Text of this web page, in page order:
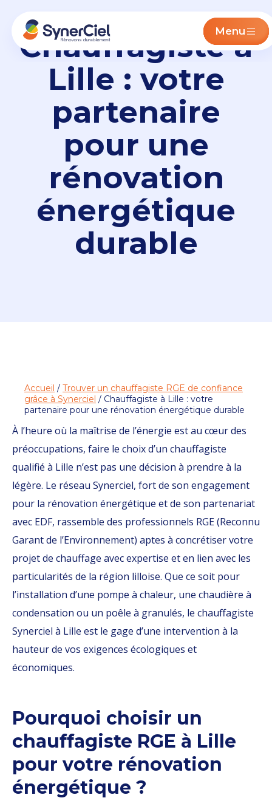
Menu
Chauffagiste à
Lille : votre
partenaire
pour une
rénovation
énergétique
durable
Accueil / Trouver un chauffagiste RGE de confiance
grâce à Synerciel / Chauffagiste à Lille : votre
partenaire pour une rénovation énergétique durable
À l’heure où la maîtrise de l’énergie est au cœur des
préoccupations, faire le choix d’un chauffagiste
qualifié à Lille n’est pas une décision à prendre à la
légère. Le réseau Synerciel, fort de son engagement
pour la rénovation énergétique et de son partenariat
avec EDF, rassemble des professionnels RGE (Reconnu
Garant de l’Environnement) aptes à concrétiser votre
projet de chauffage avec expertise et en lien avec les
particularités de la région lilloise. Que ce soit pour
l’installation d’une pompe à chaleur, une chaudière à
condensation ou un poêle à granulés, le chauffagiste
Synerciel à Lille est le gage d’une intervention à la
hauteur de vos exigences écologiques et
économiques.
Pourquoi choisir un
chauffagiste RGE à Lille
pour votre rénovation
énergétique ?